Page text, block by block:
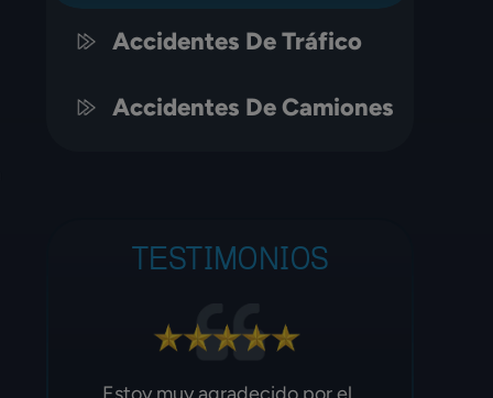
Accidentes De Tráfico
Accidentes De Camiones
TESTIMONIOS